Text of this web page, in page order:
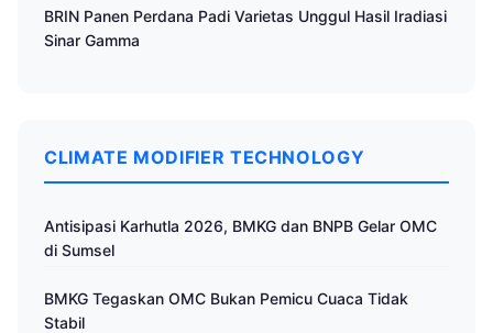
BRIN Panen Perdana Padi Varietas Unggul Hasil Iradiasi
Sinar Gamma
CLIMATE MODIFIER TECHNOLOGY
Antisipasi Karhutla 2026, BMKG dan BNPB Gelar OMC
di Sumsel
BMKG Tegaskan OMC Bukan Pemicu Cuaca Tidak
Stabil